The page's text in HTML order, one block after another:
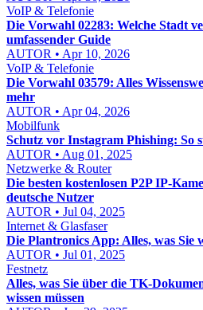
VoIP & Telefonie
Die Vorwahl 02283: Welche Stadt
umfassender Guide
AUTOR • Apr 10, 2026
VoIP & Telefonie
Die Vorwahl 03579: Alles
mehr
AUTOR • Apr 04, 2026
Mobilfunk
Schutz vor Instagram Phishing: So
AUTOR • Aug 01, 2025
Netzwerke & Router
Die besten kostenlosen P2P IP-
deutsche Nutzer
AUTOR • Jul 04, 2025
Internet & Glasfaser
Die Plantronics App: Alles, was Sie
AUTOR • Jul 01, 2025
Festnetz
Alles, was Sie über die TK-
wissen müssen